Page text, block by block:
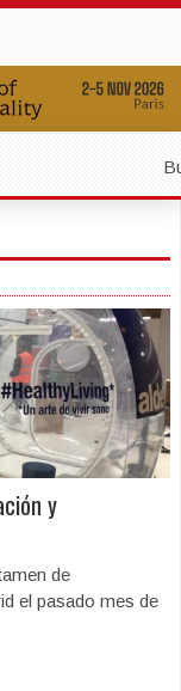
y
de
el pasado mes de